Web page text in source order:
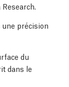
précision
du
dans le